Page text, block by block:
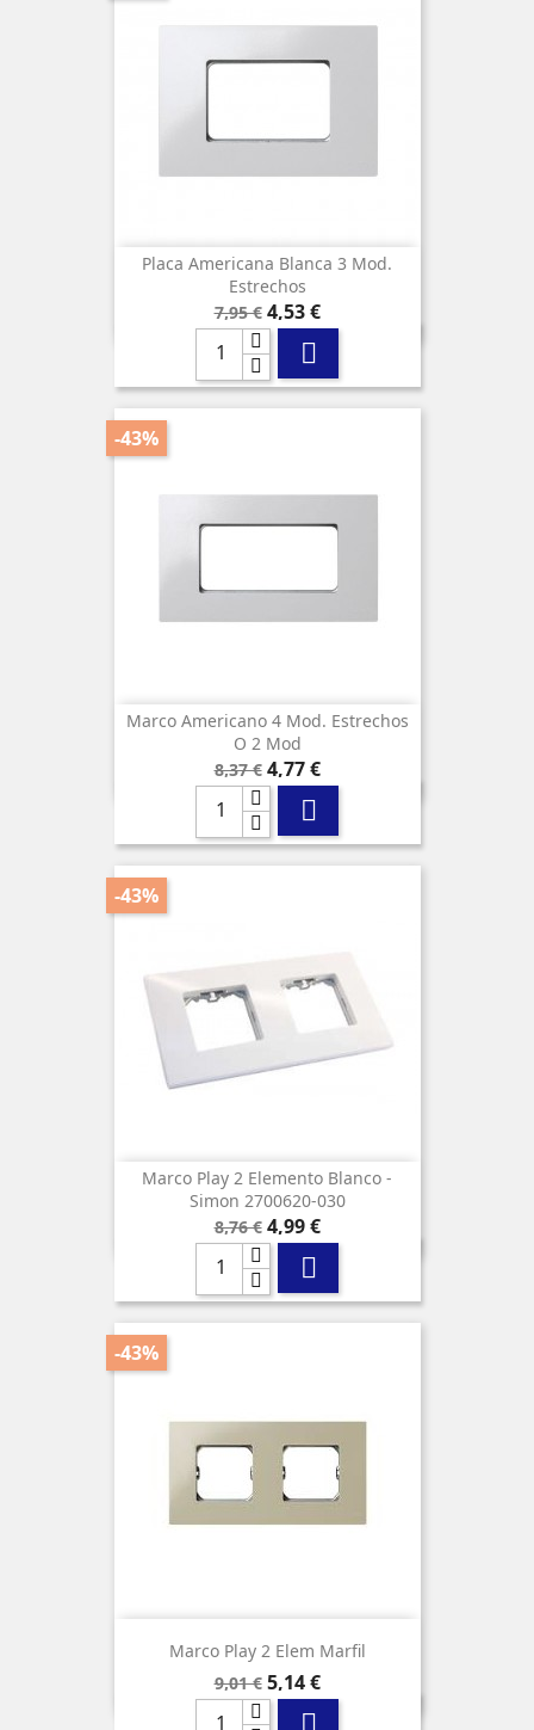
Placa Americana Blanca 3 Mod.
Estrechos
Precio
base
7,95 € Precio
4,53 €

Marco Americano 4 Mod. Estrechos
O 2 Mod
Precio
base
8,37 €
-43%
Precio
4,77 €

Marco Play 2 Elemento Blanco -
Simon 2700620-030
Precio
base
8,76 €
-43%
Precio
4,99 €

Marco Play 2 Elem Marfil
Precio
base
9,01 €
-43%
Precio
5,14 €